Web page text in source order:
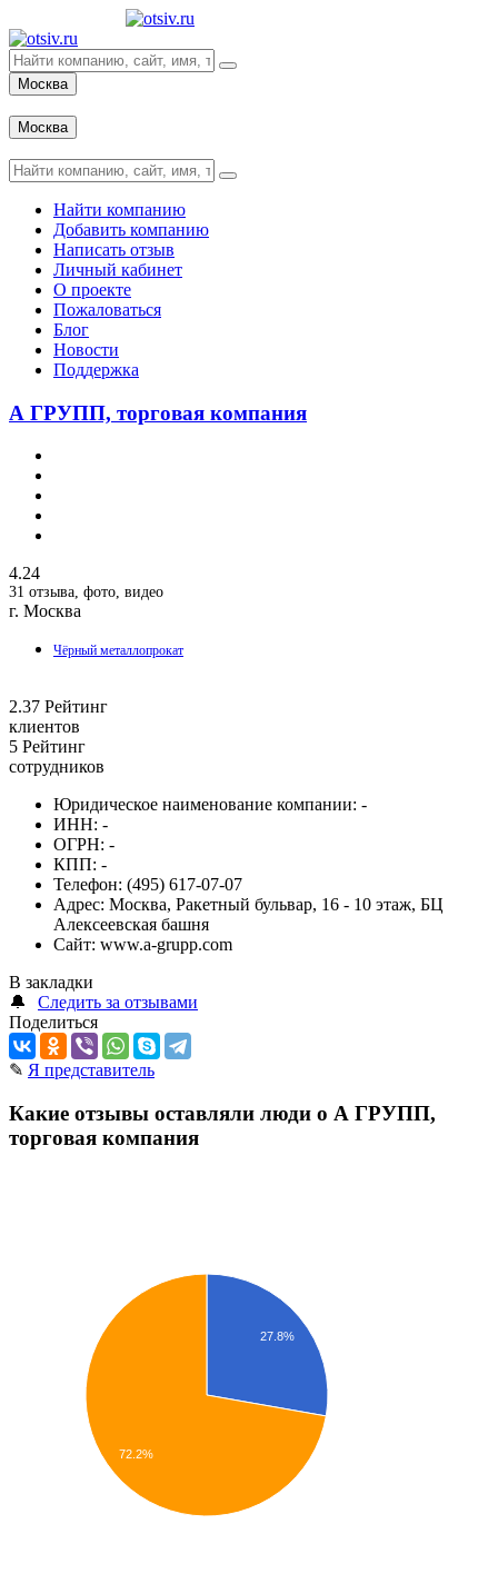
Москва
Москва
Найти компанию
Добавить компанию
Написать отзыв
Личный кабинет
О проекте
Пожаловаться
Блог
Новости
Поддержка
А ГРУПП, торговая компания
4.24
31 отзыва, фото, видео
г. Москва
Чёрный металлопрокат
2.37 Рейтинг
клиентов
5 Рейтинг
сотрудников
Юридическое наименование компании: -
ИНН: -
ОГРН: -
КПП: -
Телефон: (495) 617-07-07
Адрес: Москва, Ракетный бульвар, 16 - 10 этаж, БЦ
Алексеевская башня
Сайт: www.a-grupp.com
В закладки
🔔
Следить за отзывами
Поделиться
✎ Я представитель
Какие отзывы оставляли люди о А ГРУПП,
торговая компания
27.8%
72.2%